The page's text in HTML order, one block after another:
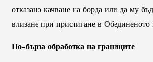
отказано качване на борда или да му
влизане при пристигане в Обединеното
По-бърза обработка на границите